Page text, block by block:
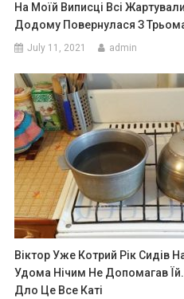
На Моїй Виписці Всі
Додому Повернулася З
July 11, 2021 admin
Віктор Уже Котрий Рік Сидів
Удома Нічим Не Допомагав
Дло Це Все Каті